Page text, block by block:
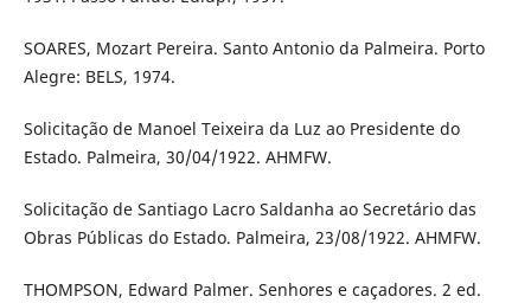
SOARES, Mozart Pereira. Santo Antonio da Palmeira. Porto
Alegre: BELS, 1974.
Solicitação de Manoel Teixeira da Luz ao Presidente do
Estado. Palmeira, 30/04/1922. AHMFW.
Solicitação de Santiago Lacro Saldanha ao Secretário das
Obras Públicas do Estado. Palmeira, 23/08/1922. AHMFW.
THOMPSON, Edward Palmer. Senhores e caçadores. 2 ed.